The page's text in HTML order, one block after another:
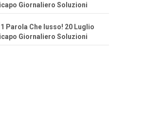
Giornaliero Soluzioni
Parola Che lusso! 20 Luglio
Giornaliero Soluzioni